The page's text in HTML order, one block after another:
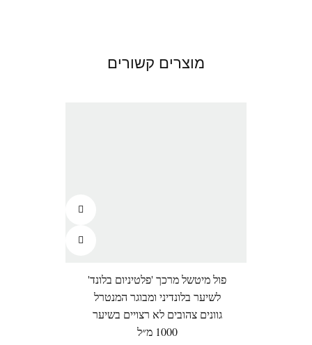
מוצרים קשורים
פול מיטשל מרכך 'פלטיניום בלונד'
לשיער בלונדיני ומבוגר המנטרל
גוונים צהובים לא רצויים בשיער
1000 מ״ל